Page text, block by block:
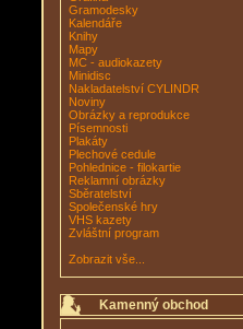
Gramodesky
Kalendáře
Knihy
Mapy
MC - audiokazety
Minidisc
Nakladatelství CYLINDR
Noviny
Obrázky a reprodukce
Písemnosti
Plakáty
Plechové cedule
Pohlednice - filokartie
Reklamní obrázky
Sběratelství
Společenské hry
VHS kazety
Zvláštní program
Zobrazit vše...
Kamenný obchod